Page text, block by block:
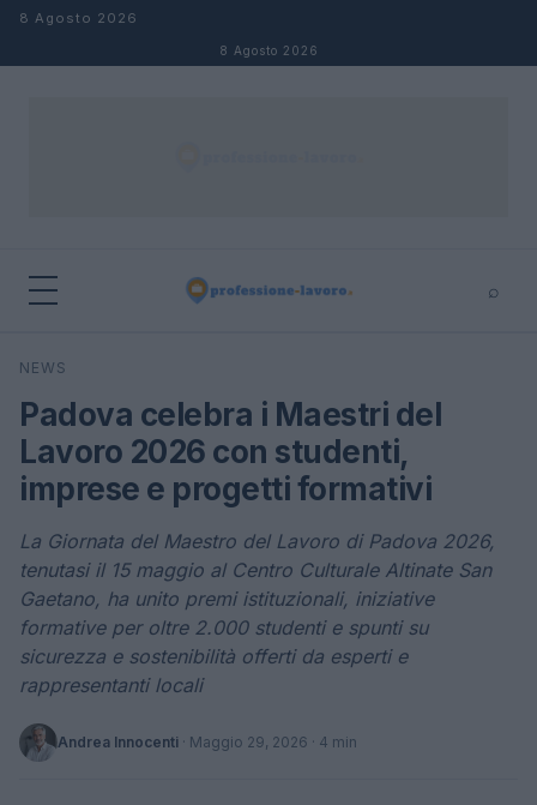
Salta al contenuto
8 Agosto 2026
8 Agosto 2026
⌕
Cerca
NEWS
Padova celebra i Maestri del
Lavoro 2026 con studenti,
imprese e progetti formativi
La Giornata del Maestro del Lavoro di Padova 2026,
tenutasi il 15 maggio al Centro Culturale Altinate San
Gaetano, ha unito premi istituzionali, iniziative
formative per oltre 2.000 studenti e spunti su
sicurezza e sostenibilità offerti da esperti e
rappresentanti locali
Andrea Innocenti · Maggio 29, 2026 · 4 min